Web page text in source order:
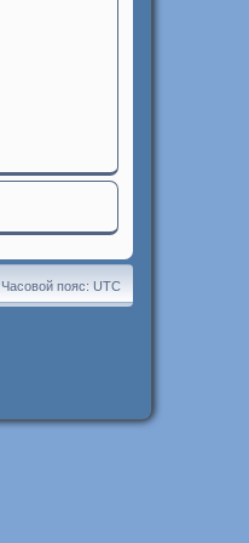
Часовой пояс: UTC